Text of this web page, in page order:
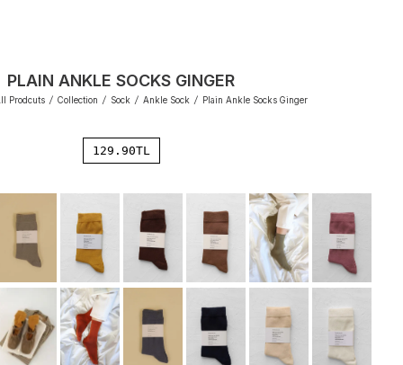
PLAIN ANKLE SOCKS GINGER
Prodcuts / Collection / Sock / Ankle Sock / Plain Ankle Socks Ginger
129.90TL